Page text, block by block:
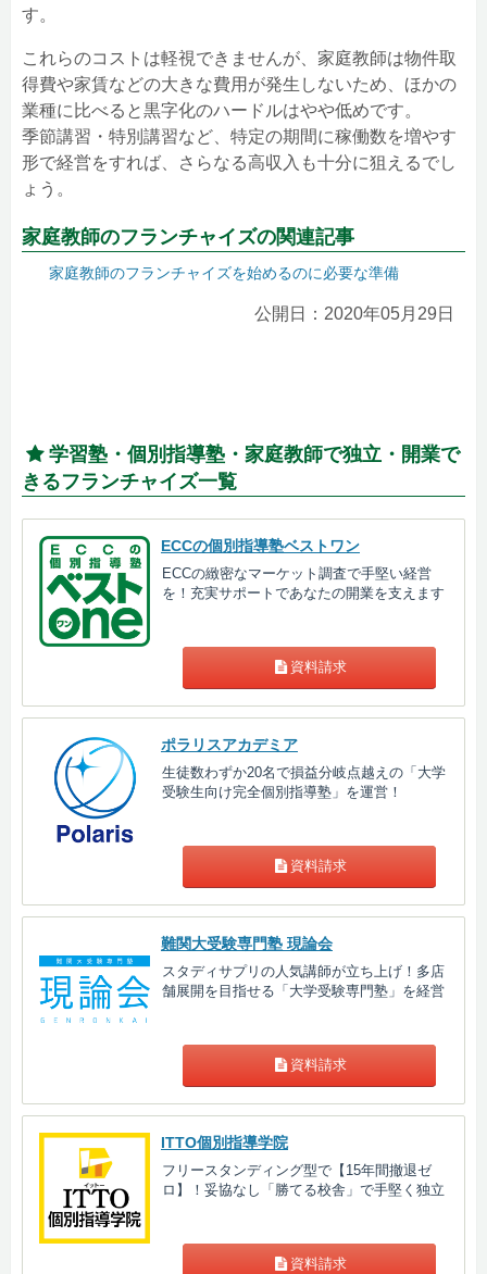
す。
これらのコストは軽視できませんが、家庭教師は物件取
得費や家賃などの大きな費用が発生しないため、ほかの
業種に比べると黒字化のハードルはやや低めです。
季節講習・特別講習など、特定の期間に稼働数を増やす
形で経営をすれば、さらなる高収入も十分に狙えるでし
ょう。
家庭教師のフランチャイズの関連記事
家庭教師のフランチャイズを始めるのに必要な準備
公開日：2020年05月29日
学習塾・個別指導塾・家庭教師で独立・開業で
きるフランチャイズ一覧
ECCの個別指導塾ベストワン
ECCの緻密なマーケット調査で手堅い経営
を！充実サポートであなたの開業を支えます
資料請求
ポラリスアカデミア
生徒数わずか20名で損益分岐点越えの「大学
受験生向け完全個別指導塾」を運営！
資料請求
難関大受験専門塾 現論会
スタディサプリの人気講師が立ち上げ！多店
舗展開を目指せる「大学受験専門塾」を経営
資料請求
ITTO個別指導学院
フリースタンディング型で【15年間撤退ゼ
ロ】！妥協なし「勝てる校舎」で手堅く独立
資料請求